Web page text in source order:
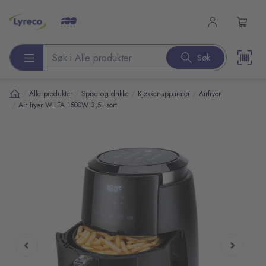
Søk etter produkter Søk
Alle produkter Spise og drikke Kjøkkenapparater Airfryer
Air fryer WILFA 1500W 3,5L sort